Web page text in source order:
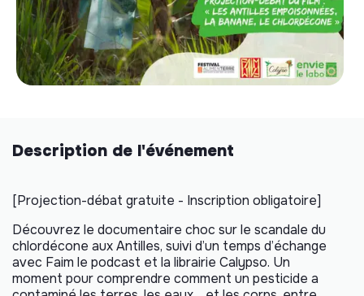
Description de l'événement
[Projection-débat gratuite - Inscription obligatoire]
Découvrez le documentaire choc sur le scandale du
chlordécone aux Antilles, suivi d’un temps d’échange
avec Faim le podcast et la librairie Calypso. Un
moment pour comprendre comment un pesticide a